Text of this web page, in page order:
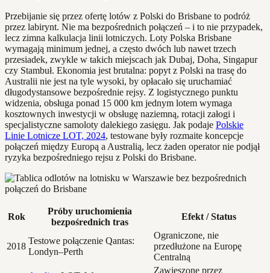
Przebijanie się przez ofertę lotów z Polski do Brisbane to podróż
przez labirynt. Nie ma bezpośrednich połączeń – i to nie przypadek,
lecz zimna kalkulacja linii lotniczych. Loty Polska Brisbane
wymagają minimum jednej, a często dwóch lub nawet trzech
przesiadek, zwykle w takich miejscach jak Dubaj, Doha, Singapur
czy Stambuł. Ekonomia jest brutalna: popyt z Polski na trasę do
Australii nie jest na tyle wysoki, by opłacało się uruchamiać
długodystansowe bezpośrednie rejsy. Z logistycznego punktu
widzenia, obsługa ponad 15 000 km jednym lotem wymaga
kosztownych inwestycji w obsługę naziemną, rotacji załogi i
specjalistyczne samoloty dalekiego zasięgu. Jak podaje Polskie
Linie Lotnicze LOT, 2024, testowane były rozmaite koncepcje
połączeń między Europą a Australią, lecz żaden operator nie podjął
ryzyka bezpośredniego rejsu z Polski do Brisbane.
Rok
Próby uruchomienia
bezpośrednich tras
Efekt / Status
2018
Testowe połączenie Qantas:
Londyn–Perth
Ograniczone, nie
przedłużone na Europę
Centralną
Zawieszone przez